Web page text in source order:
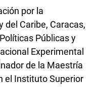
por la
del Caribe, Caracas,
Públicas y
Experimental
de la Maestría
el Instituto Superior